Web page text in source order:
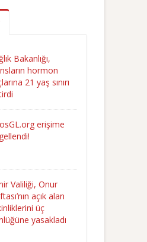
Bakanlığı,
hormon
21 yaş sınırı
erişime
Valiliği, Onur
açık alan
üç
yasakladı